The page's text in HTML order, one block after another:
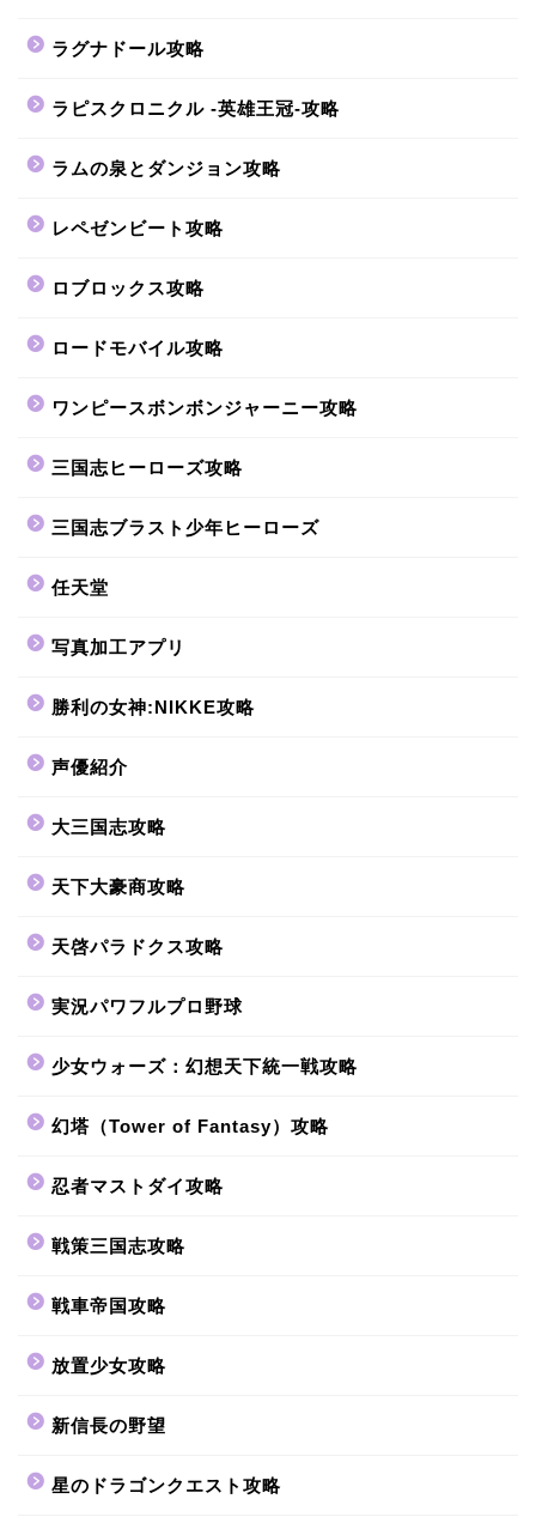
ラグナドール攻略
ラピスクロニクル -英雄王冠-攻略
ラムの泉とダンジョン攻略
レペゼンビート攻略
ロブロックス攻略
ロードモバイル攻略
ワンピースボンボンジャーニー攻略
三国志ヒーローズ攻略
三国志ブラスト少年ヒーローズ
任天堂
写真加工アプリ
勝利の女神:NIKKE攻略
声優紹介
大三国志攻略
天下大豪商攻略
天啓パラドクス攻略
実況パワフルプロ野球
少女ウォーズ：幻想天下統一戦攻略
幻塔（Tower of Fantasy）攻略
忍者マストダイ攻略
戦策三国志攻略
戦車帝国攻略
放置少女攻略
新信長の野望
星のドラゴンクエスト攻略